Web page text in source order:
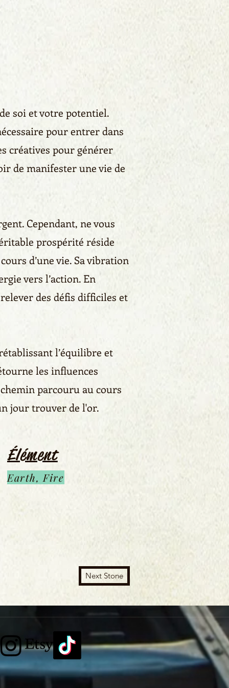
soi et votre potentiel.
pour entrer dans
créatives pour générer
de manifester une vie de
Cependant, ne vous
prospérité réside
d’une vie. Sa vibration
vers l’action. En
des défis difficiles et
l’équilibre et
les influences
parcouru au cours
jour trouver de l'or.
Élément
Earth, Fire
Next Stone